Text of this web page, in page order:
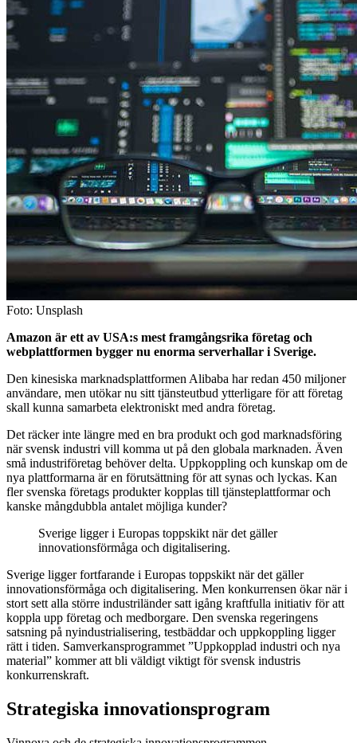
Foto: Unsplash
Amazon är ett av USA:s mest framgångsrika företag och
webplattformen bygger nu enorma serverhallar i Sverige.
Den kinesiska marknadsplattformen Alibaba har redan 450 miljoner
användare, men utökar nu sitt tjänsteutbud ytterligare för att företag
skall kunna samarbeta elektroniskt med andra företag.
Det räcker inte längre med en bra produkt och god marknadsföring
när svensk industri vill komma ut på den globala marknaden. Även
små industriföretag behöver delta. Uppkoppling och kunskap om de
nya plattformarna är en förutsättning för att synas och lyckas. Kan
fler svenska företags produkter kopplas till tjänsteplattformar och
kanske mångdubbla antalet möjliga kunder?
Sverige ligger i Europas toppskikt när det gäller
innovationsförmåga och digitalisering.
Sverige ligger fortfarande i Europas toppskikt när det gäller
innovationsförmåga och digitalisering. Men konkurrensen ökar när i
stort sett alla större industriländer satt igång kraftfulla initiativ för att
koppla upp företag och medborgare. Den svenska regeringens
satsning på nyindustrialisering, testbäddar och uppkoppling ligger
rätt i tiden. Samverkansprogrammet ”Uppkopplad industri och nya
material” kommer att bli väldigt viktigt för svensk industris
konkurrenskraft.
Strategiska innovationsprogram